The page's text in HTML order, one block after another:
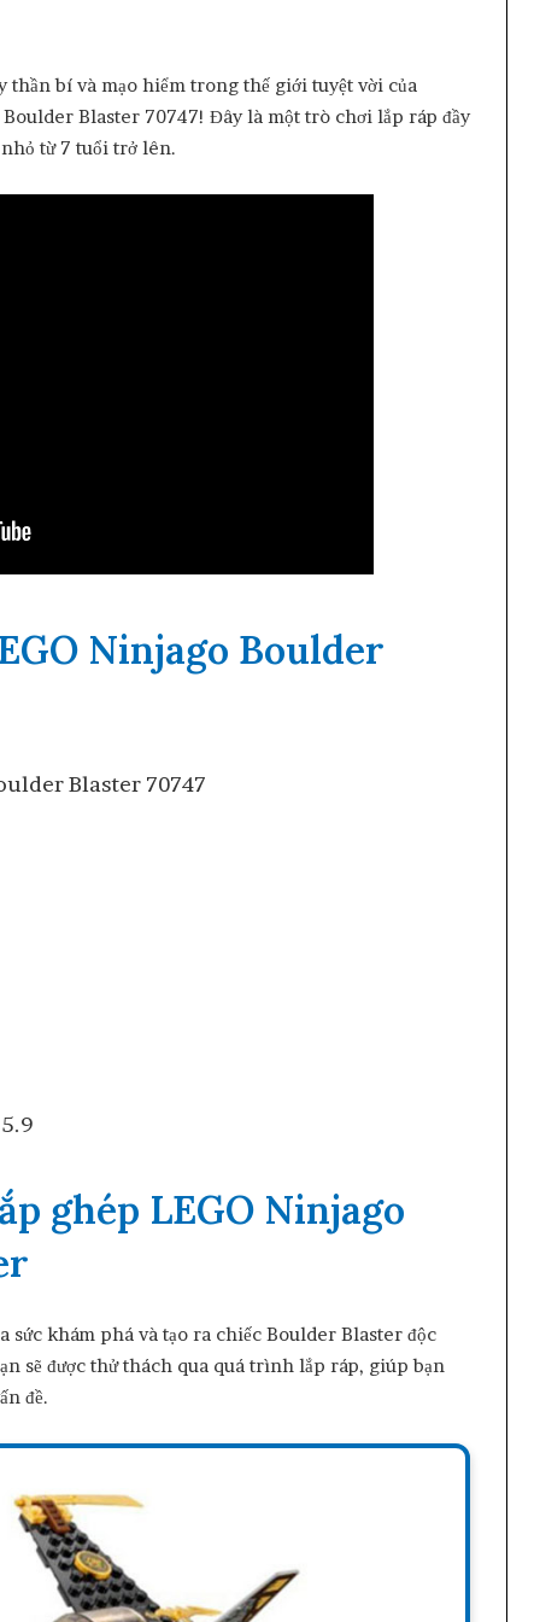
thần bí và mạo hiểm trong thế giới tuyệt vời của
Blaster 70747! Đây là một trò chơi lắp ráp đầy
từ 7 tuổi trở lên.
Ninjago Boulder
Blaster 70747
ghép LEGO Ninjago
sức khám phá và tạo ra chiếc Boulder Blaster độc
sẽ được thử thách qua quá trình lắp ráp, giúp bạn
đề.